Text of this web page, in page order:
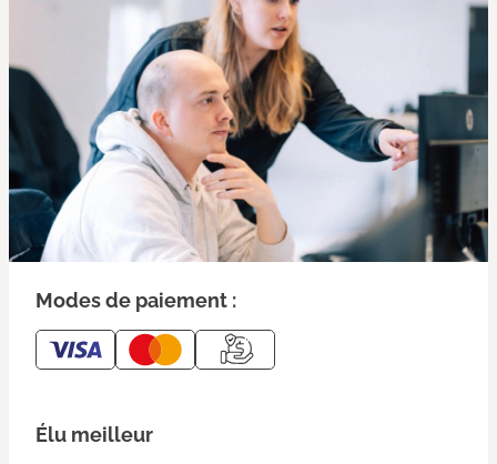
Modes de paiement :
Élu meilleur